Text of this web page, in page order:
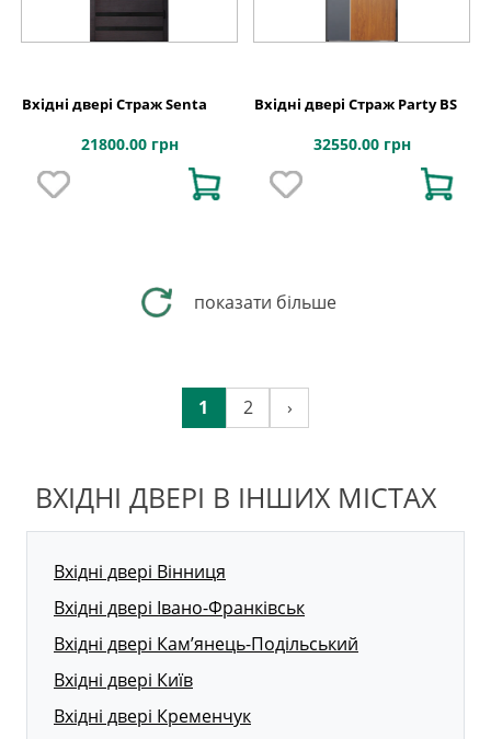
Вхідні двері Страж Senta
21800.00 грн
Вхідні двері Страж Party BS
32550.00 грн
показати більше
1 2 ›
ВХІДНІ ДВЕРІ В ІНШИХ МІСТАХ
Вхідні двері Вінниця
Вхідні двері Івано-Франківськ
Вхідні двері Кам’янець-Подільський
Вхідні двері Київ
Вхідні двері Кременчук